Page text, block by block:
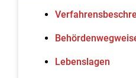
Lebenslagen